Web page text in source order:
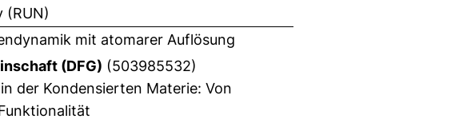
(RUN)
mit atomarer Auflösung
(DFG) (503985532)
der Kondensierten Materie: Von